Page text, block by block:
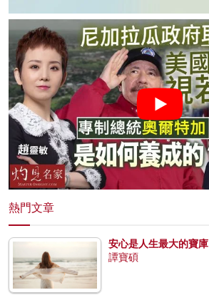
熱門文章
安心是人生最大的寶庫
譚寶碩